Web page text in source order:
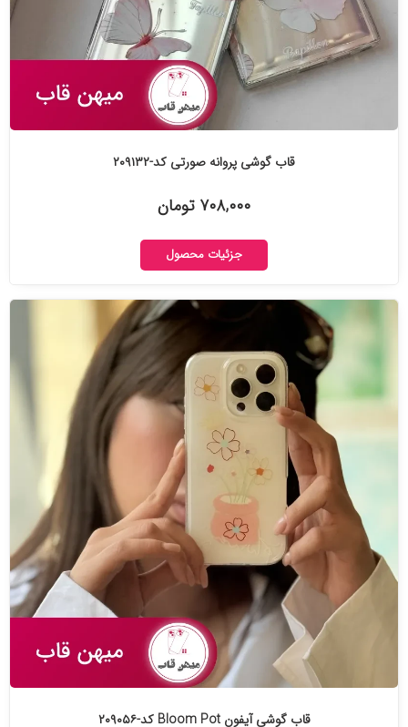
قاب گوشی پروانه صورتی کد-۲۰۹۱۳۲
۷۰۸,۰۰۰ تومان
جزئیات محصول
قاب گوشی آیفون Bloom Pot کد-۲۰۹۰۵۶